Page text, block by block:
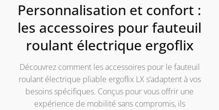
Personnalisation et confort :
les accessoires pour fauteuil
roulant électrique ergoflix
Découvrez comment les accessoires pour le fauteuil
roulant électrique pliable ergoflix LX s’adaptent à vos
besoins spécifiques. Conçus pour vous offrir une
expérience de mobilité sans compromis, ils